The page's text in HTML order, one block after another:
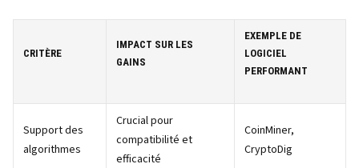
CRITÈRE
IMPACT SUR LES
GAINS
EXEMPLE DE
LOGICIEL
PERFORMANT
Support des
algorithmes
Crucial pour
compatibilité et
efficacité
CoinMiner,
CryptoDig